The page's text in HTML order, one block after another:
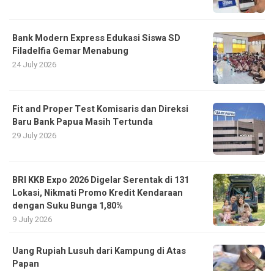
Bank Modern Express Edukasi Siswa SD
Filadelfia Gemar Menabung
24 July 2026
Fit and Proper Test Komisaris dan Direksi
Baru Bank Papua Masih Tertunda
29 July 2026
BRI KKB Expo 2026 Digelar Serentak di 131
Lokasi, Nikmati Promo Kredit Kendaraan
dengan Suku Bunga 1,80%
9 July 2026
Uang Rupiah Lusuh dari Kampung di Atas
Papan